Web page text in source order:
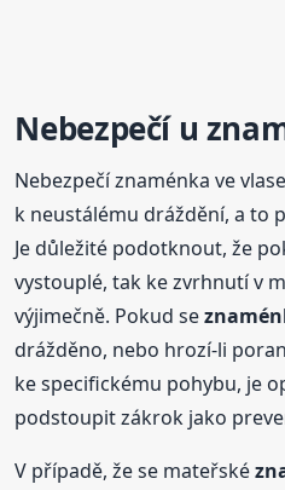
Nebezpečí u
Nebezpečí znaménka ve
k neustálému dráždění, a to
Je důležité podotknout, že
vystouplé, tak ke zvrhnutí v
výjimečně. Pokud se
drážděno, nebo hrozí-li
ke specifickému pohybu, je
podstoupit zákrok jako
V případě, že se mateřské